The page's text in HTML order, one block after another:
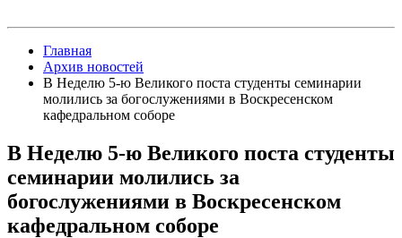
Главная
Архив новостей
В Неделю 5-ю Великого поста студенты семинарии
молились за богослужениями в Воскресенском
кафедральном соборе
В Неделю 5-ю Великого поста студенты
семинарии молились за
богослужениями в Воскресенском
кафедральном соборе